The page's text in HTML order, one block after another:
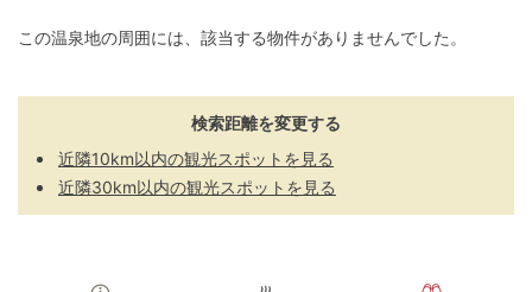
この温泉地の周囲には、該当する物件がありませんでした。
検索距離を変更する
近隣10km以内の観光スポットを見る
近隣30km以内の観光スポットを見る